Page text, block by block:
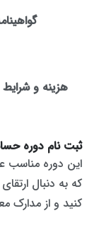
هزینه و
ثبت نام دوره
این دوره مناسب
که به دنبال
کنید و از مدارک